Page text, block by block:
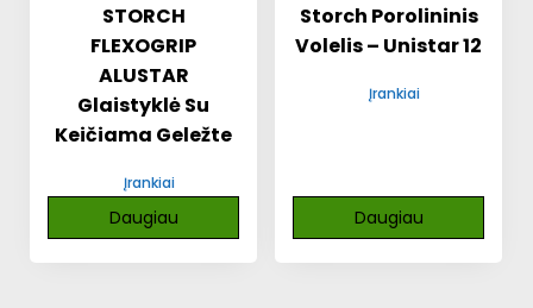
STORCH
FLEXOGRIP
ALUSTAR
Glaistyklė Su
Keičiama Geležte
Įrankiai
Daugiau
Storch Porolininis
Volelis – Unistar 12
Įrankiai
Daugiau